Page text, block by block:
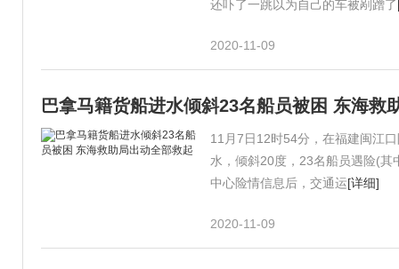
还吓了一跳以为自己的车被剐蹭了
2020-11-09
巴拿马籍货船进水倾斜23名船员被困 东海救
11月7日12时54分，在福建闽江
水，倾斜20度，23名船员遇险(
中心险情信息后，交通运[详细]
2020-11-09